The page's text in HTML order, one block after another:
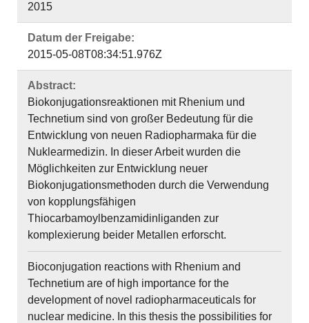
2015
Datum der Freigabe:
2015-05-08T08:34:51.976Z
Abstract:
Biokonjugationsreaktionen mit Rhenium und
Technetium sind von großer Bedeutung für die
Entwicklung von neuen Radiopharmaka für die
Nuklearmedizin. In dieser Arbeit wurden die
Möglichkeiten zur Entwicklung neuer
Biokonjugationsmethoden durch die Verwendung
von kopplungsfähigen
Thiocarbamoylbenzamidinliganden zur
komplexierung beider Metallen erforscht.
Bioconjugation reactions with Rhenium and
Technetium are of high importance for the
development of novel radiopharmaceuticals for
nuclear medicine. In this thesis the possibilities for